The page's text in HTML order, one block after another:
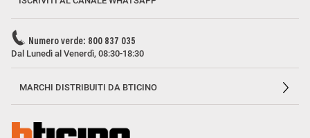
Numero verde: 800 837 035
Dal Lunedì al Venerdì, 08:30-18:30
MARCHI DISTRIBUITI DA BTICINO